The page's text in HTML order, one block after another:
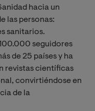
hacia un
las personas:
sanitarios.
seguidores
de 25 países y ha
revistas científicas
convirtiéndose en
de la